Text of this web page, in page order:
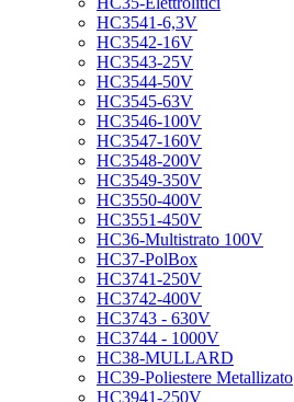
HC3541-6,3V
HC3542-16V
HC3543-25V
HC3544-50V
HC3545-63V
HC3546-100V
HC3547-160V
HC3548-200V
HC3549-350V
HC3550-400V
HC3551-450V
HC36-Multistrato 100V
HC37-PolBox
HC3741-250V
HC3742-400V
HC3743 - 630V
HC3744 - 1000V
HC38-MULLARD
HC39-Poliestere Metallizato
HC3941-250V